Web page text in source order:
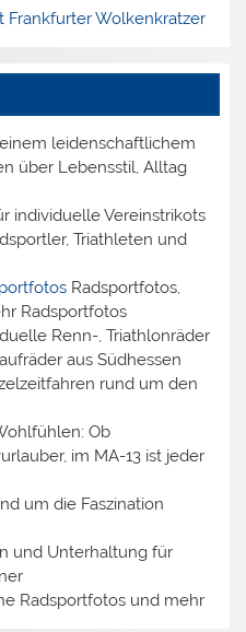
Wolkenkratzer
leidenschaftlichem
über Lebensstil, Alltag
individuelle Vereinstrikots
Triathleten und
Radsportfotos,
Radsportfotos
Renn-, Triathlonräder
aus Südhessen
rund um den
Ob
im MA-13 ist jeder
um die Faszination
und Unterhaltung für
Radsportfotos und mehr